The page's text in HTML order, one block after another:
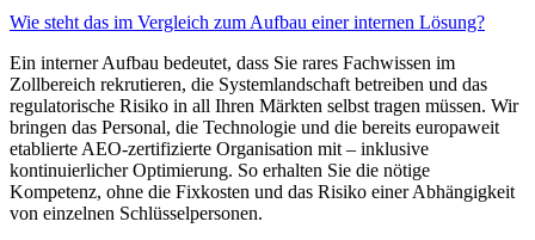
Wie steht das im Vergleich zum Aufbau einer internen Lösung?
Ein interner Aufbau bedeutet, dass Sie rares Fachwissen im
Zollbereich rekrutieren, die Systemlandschaft betreiben und das
regulatorische Risiko in all Ihren Märkten selbst tragen müssen. Wir
bringen das Personal, die Technologie und die bereits europaweit
etablierte AEO-zertifizierte Organisation mit – inklusive
kontinuierlicher Optimierung. So erhalten Sie die nötige
Kompetenz, ohne die Fixkosten und das Risiko einer Abhängigkeit
von einzelnen Schlüsselpersonen.